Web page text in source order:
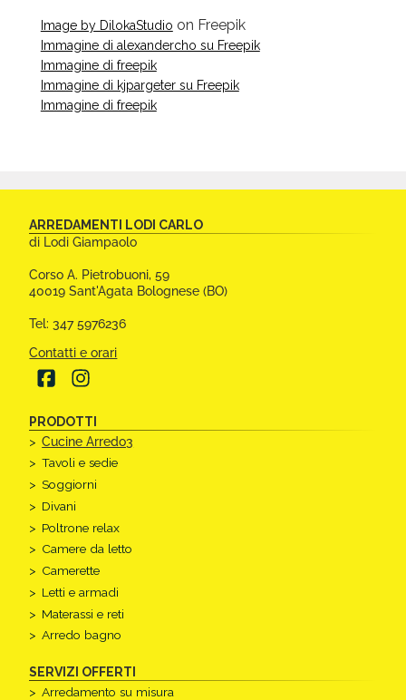
Image by DilokaStudio on Freepik
Immagine di alexandercho su Freepik
Immagine di freepik
Immagine di kjpargeter su Freepik
Immagine di freepik
CONTATTI
E
ALTRE
INFORMAZIONI
ARREDAMENTI LODI CARLO
di Lodi Giampaolo
Corso A. Pietrobuoni, 59
40019 Sant'Agata Bolognese (BO)
Tel: 347 5976236
Contatti e orari
PRODOTTI
Cucine Arredo3
Tavoli e sedie
Soggiorni
Divani
Poltrone relax
Camere da letto
Camerette
Letti e armadi
Materassi e reti
Arredo bagno
SERVIZI OFFERTI
Arredamento su misura